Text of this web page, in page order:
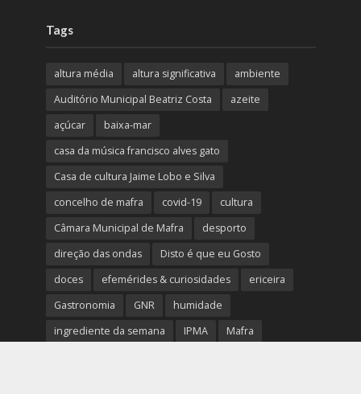
Tags
altura média altura significativa
ambiente
Auditório Municipal Beatriz Costa
azeite
açúcar
baixa-mar
casa da música francisco alves gato
Casa de cultura Jaime Lobo e Silva
concelho de mafra
covid-19
cultura
Câmara Municipal de Mafra
desporto
direção das ondas
Disto é que eu Gosto
doces
efemérides & curiosidades
ericeira
Gastronomia
GNR
humidade
ingrediente da semana
IPMA
Mafra